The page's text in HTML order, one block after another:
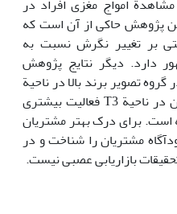
امواج مغزی افراد در
پژوهش حاکی از آن است که
بر تغییر نگرش نسبت به
دارد. دیگر نتایج پژوهش
تصویر برند بالا در ناحیة
FP2 و در گروه تصویر برند پایین در ناحیة T3 فعالیت بیشتری
برای درک بهتر مشتریان
مشتریان را شناخت و در
بازاریابی عصبی نیست.